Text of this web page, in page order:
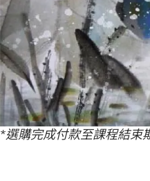
*選購完成付款至課程結束